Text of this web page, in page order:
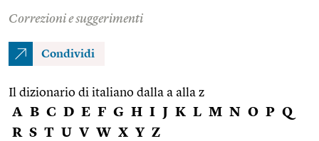
Correzioni e suggerimenti
Condividi
Il dizionario di italiano dalla a alla z
A B C D E F G H I J K L M N O P Q
R S T U V W X Y Z